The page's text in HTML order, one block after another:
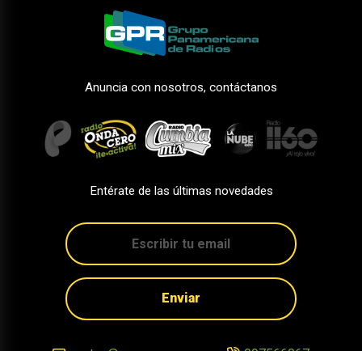
Anuncia con nosotros, contáctanos
Entérate de las últimas novedades
Enviar